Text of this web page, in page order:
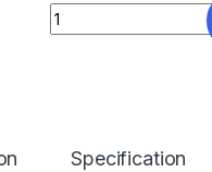
Tablette Graphique
Specification